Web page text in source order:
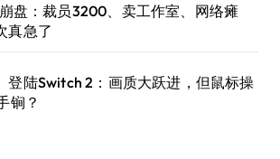
盘：裁员3200、卖工作室、网络瘫
真急了
登陆Switch 2：画质大跃进，但鼠标操
锏？